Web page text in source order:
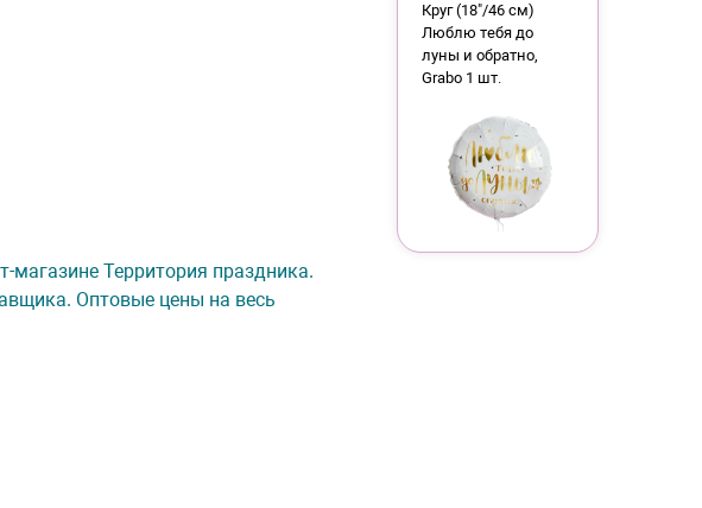
магазине Территория праздника.
Оптовые цены на весь
Круг (18"/46 см)
Люблю тебя до
луны и обратно,
Grabo 1 шт.